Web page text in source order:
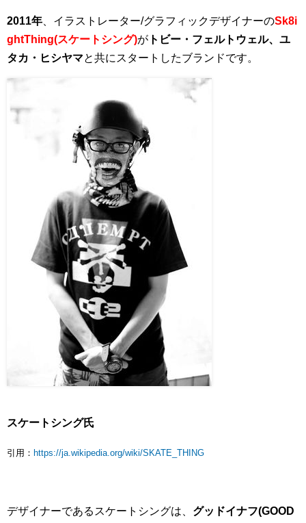
2011年 、イラストレーター/グラフィックデザイナーのSk8i
ghtThing(スケートシング)が トビー・フェルトウェル、ユ
タカ・ヒシヤマ と共にスタートしたブランドです。
スケートシング氏
引用： https://ja.wikipedia.org/wiki/SKATE_THING
デザイナーであるスケートシングは、 グッドイナフ(GOOD